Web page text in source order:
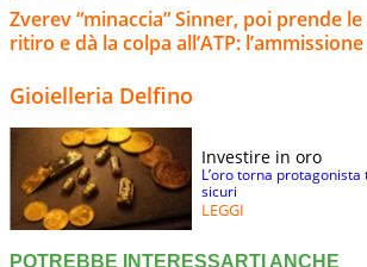
Zverev “minaccia” Sinner, poi prende
ritiro e dà la colpa all’ATP:
Gioielleria Delfino
Investire in oro
L’oro torna
sicuri
LEGGI